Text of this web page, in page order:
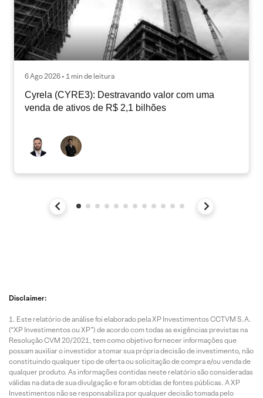
6 Ago 2026 • 1 min de leitura
Cyrela (CYRE3): Destravando valor com uma
venda de ativos de R$ 2,1 bilhões
Disclaimer:
Este relatório de análise foi elaborado pela XP Investimentos CCTVM S.A.
(“XP Investimentos ou XP”) de acordo com todas as exigências previstas na
Resolução CVM 20/2021, tem como objetivo fornecer informações que
possam auxiliar o investidor a tomar sua própria decisão de investimento, não
constituindo qualquer tipo de oferta ou solicitação de compra e/ou venda de
qualquer produto. As informações contidas neste relatório são consideradas
válidas na data de sua divulgação e foram obtidas de fontes públicas. A XP
Investimentos não se responsabiliza por qualquer decisão tomada pelo